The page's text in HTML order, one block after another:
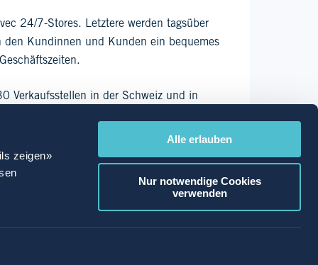
zeigen»
Alle erlauben
Nur notwendige Cookies
verwenden
24/7-Stores. Letztere werden tagsüber
Kundinnen und Kunden ein bequemes
Verkaufsstellen in der Schweiz und in